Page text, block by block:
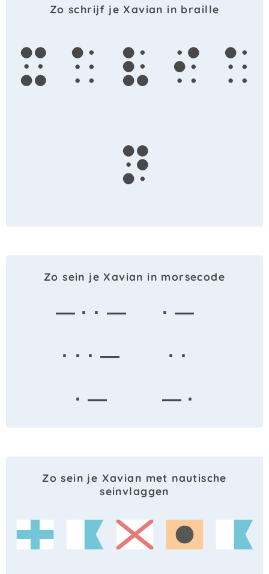
Zo schrijf je Xavian in braille
x a v i a
n
Zo sein je Xavian in morsecode
— · · —
· —
· · · —
· ·
· —
— ·
Zo sein je Xavian met nautische
seinvlaggen